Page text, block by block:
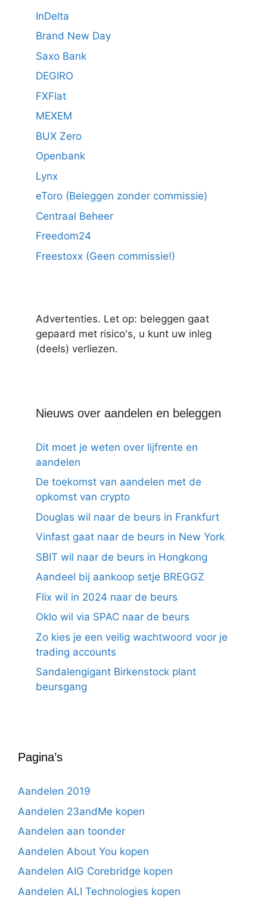
InDelta
Brand New Day
Saxo Bank
DEGIRO
FXFlat
MEXEM
BUX Zero
Openbank
Lynx
eToro (Beleggen zonder commissie)
Centraal Beheer
Freedom24
Freestoxx (Geen commissie!)
Advertenties. Let op: beleggen gaat
gepaard met risico's, u kunt uw inleg
(deels) verliezen.
Nieuws over aandelen en beleggen
Dit moet je weten over lijfrente en
aandelen
De toekomst van aandelen met de
opkomst van crypto
Douglas wil naar de beurs in Frankfurt
Vinfast gaat naar de beurs in New York
SBIT wil naar de beurs in Hongkong
Aandeel bij aankoop setje BREGGZ
Flix wil in 2024 naar de beurs
Oklo wil via SPAC naar de beurs
Zo kies je een veilig wachtwoord voor je
trading accounts
Sandalengigant Birkenstock plant
beursgang
Pagina’s
Aandelen 2019
Aandelen 23andMe kopen
Aandelen aan toonder
Aandelen About You kopen
Aandelen AIG Corebridge kopen
Aandelen ALI Technologies kopen